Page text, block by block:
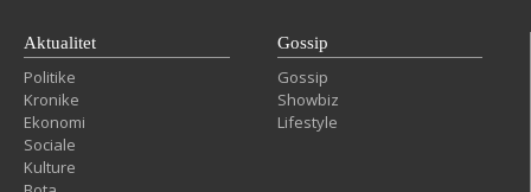
Aktualitet
Politike
Kronike
Ekonomi
Sociale
Kulture
Gossip
Gossip
Showbiz
Lifestyle